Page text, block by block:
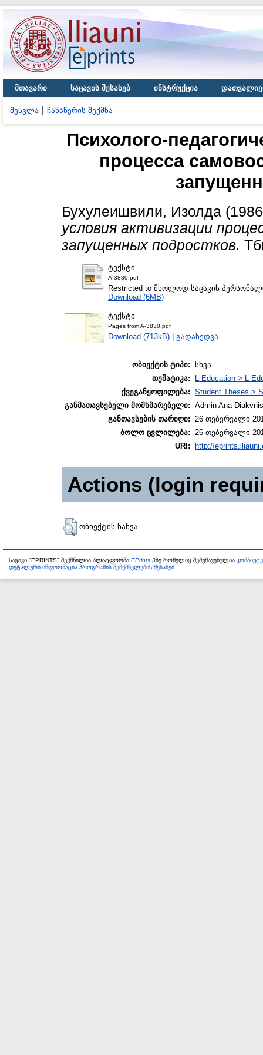
მთავარი საცავის შესახებ ინსტრუქცია
შესვლა ჩანაწერის შექმნა
Психолого-
процесса
Бухулеишвили, Изолда
условия активизации
запущенных подростков.
ტექსტი
A-3830.pdf
Restricted to მხოლოდ საცავის
Download (6MB)
ტექსტი
Pages from A-3830.pdf
Download (713kB) | გადახედვა
ობიექტის ტიპი: სხვა
თემატიკა:
L Education > L
ქვეგანყოფილება: Student Theses >
განმათავსებელი მომხმარებელი: Admin Ana
განთავსების თარიღი: 26 თებერვალი
ბოლო ცვლილება: 26 თებერვალი
URI:
http://
Actions (login
ობიექტის ნახვა
საცავი "EPRINTS" შექმნილია პლატფორმა EPrints 3ზე რომელიც შემუშავებულია
დეტალური ინფორმაცია პროგრამის შემქმნელების შესახებ.